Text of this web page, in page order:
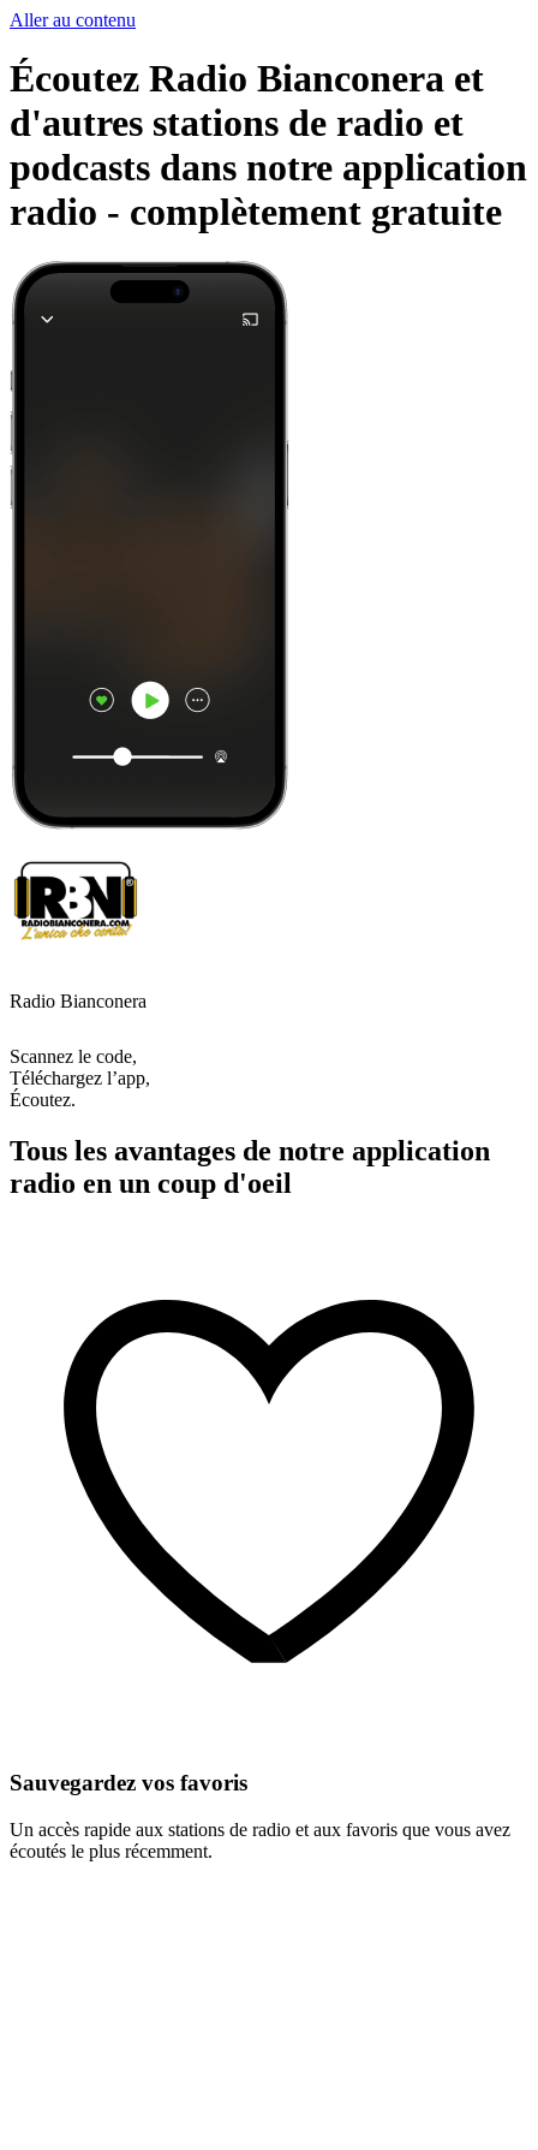
Aller au contenu
Écoutez Radio Bianconera et
d'autres stations de radio et
podcasts dans notre application
radio - complètement gratuite
Radio Bianconera
Scannez le code,
Téléchargez l’app,
Écoutez.
Tous les avantages de notre application
radio en un coup d'oeil
Sauvegardez vos favoris
Un accès rapide aux stations de radio et aux favoris que vous avez
écoutés le plus récemment.